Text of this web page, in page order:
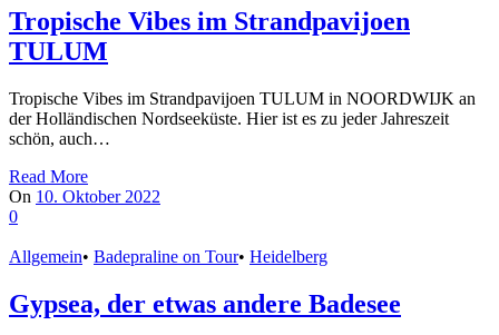
Tropische Vibes im Strandpavijoen
TULUM
Tropische Vibes im Strandpavijoen TULUM in NOORDWIJK an
der Holländischen Nordseeküste. Hier ist es zu jeder Jahreszeit
schön, auch…
Read More
On 10. Oktober 2022
0
Allgemein• Badepraline on Tour• Heidelberg
Gypsea, der etwas andere Badesee